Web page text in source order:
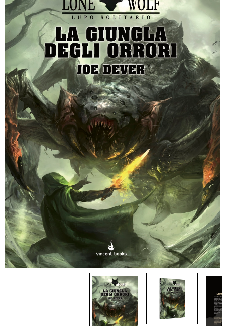
Editoria
Giochi di Carte Collezionabili
Miniature
Dadi
Accessori
Giocattoli e Gadget
Offerte del Dragone